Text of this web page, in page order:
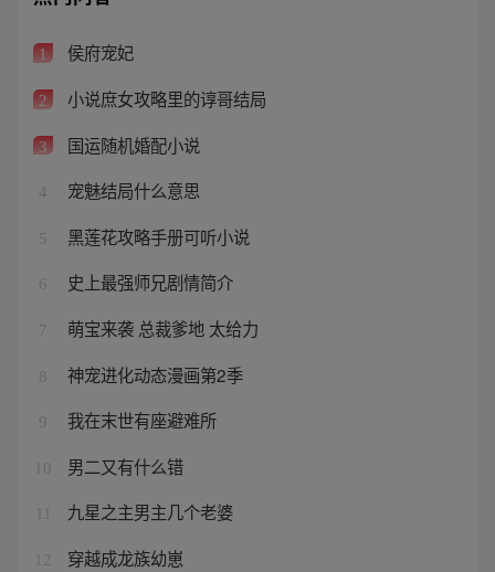
1 侯府宠妃
2 小说庶女攻略里的谆哥结局
3 国运随机婚配小说
4 宠魅结局什么意思
5 黑莲花攻略手册可听小说
6 史上最强师兄剧情简介
7 萌宝来袭 总裁爹地 太给力
8 神宠进化动态漫画第2季
9 我在末世有座避难所
10 男二又有什么错
九星之主男主几个老婆
12 穿越成龙族幼崽